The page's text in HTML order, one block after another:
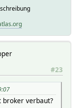
#23
verbaut?